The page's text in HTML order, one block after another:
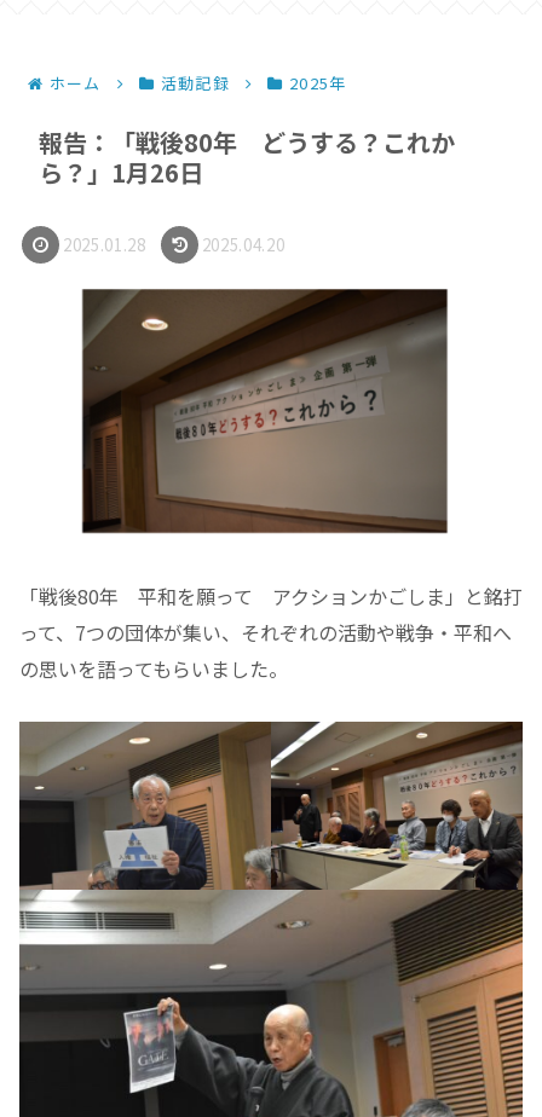
ホーム 活動記録 2025年
報告：「戦後80年 どうする？これか
ら？」1月26日
2025.01.28 2025.04.20
「戦後80年 平和を願って アクションかごしま」と銘打
って、7つの団体が集い、それぞれの活動や戦争・平和へ
の思いを語ってもらいました。